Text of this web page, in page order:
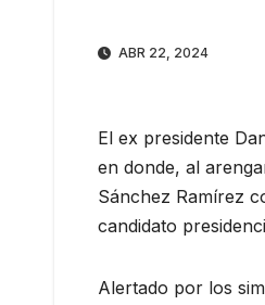
ABR 22, 2024
El ex presidente
en donde, al
Sánchez Ramírez
candidato
Alertado por los